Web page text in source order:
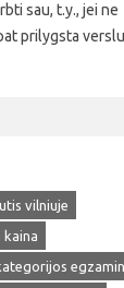
sau, t.y., jei ne
prilygsta
vilniuje
kaina